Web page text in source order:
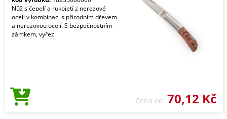
Nůž s čepelí a rukojetí z nerezové
oceli v kombinaci s přírodním dřevem
a nerezovou ocelí. S bezpečnostním
zámkem, vyřez
Cena od 70,12 Kč